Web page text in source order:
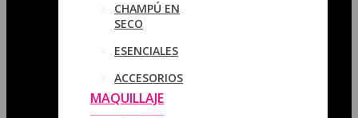
CHAMPÚ EN
SECO
ESENCIALES
ACCESORIOS
MAQUILLAJE